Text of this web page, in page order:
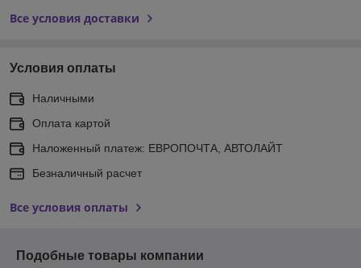
Все условия доставки
Условия оплаты
Наличными
Оплата картой
Наложенный платеж: ЕВРОПОЧТА, АВТОЛАЙТ
Безналичный расчет
Все условия оплаты
Подобные товары компании